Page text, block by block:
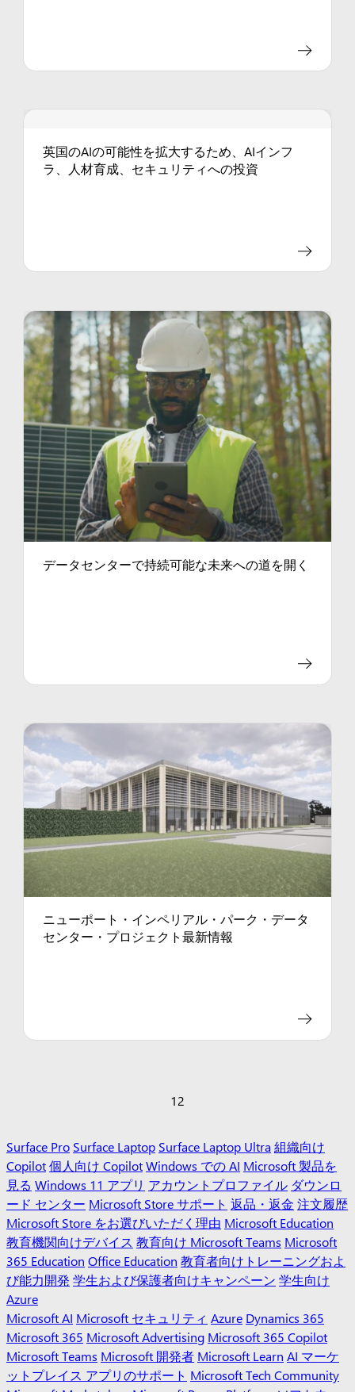
英国のAIの可能性を拡大するため、AIインフ
ラ、人材育成、セキュリティへの投資
データセンターで持続可能な未来への道を開く
ニューポート・インペリアル・パーク・データ
センター・プロジェクト最新情報
12
Surface Pro Surface Laptop Surface Laptop Ultra 組織向け
Copilot個人向け CopilotWindows での AI Microsoft 製品を
見る Windows 11 アプリ アカウントプロファイル ダウンロ
ード センター Microsoft Store サポート 返品・返金 注文履歴
Microsoft Store をお選びいただく理由 Microsoft Education
教育機関向けデバイス 教育向け Microsoft Teams Microsoft
365 Education Office Education 教育者向けトレーニングおよ
び能力開発 学生および保護者向けキャンペーン 学生向け
Azure
Microsoft AI Microsoft セキュリティ Azure Dynamics 365
Microsoft 365 Microsoft Advertising Microsoft 365 Copilot
Microsoft Teams Microsoft 開発者 Microsoft Learn AI マーケ
ットプレイス アプリのサポート Microsoft Tech Community